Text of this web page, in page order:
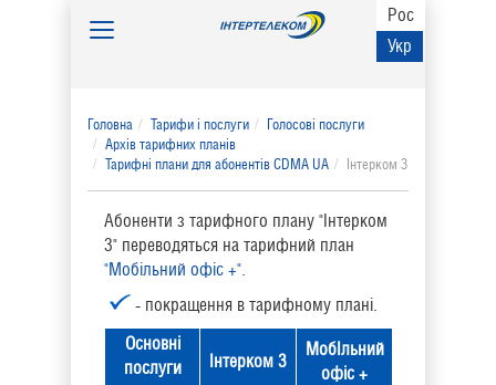
Рос
Укр
Toggle
Головна Тарифи і послуги
Голосові послуги
Архів тарифних планів
Тарифні плани для абонентів CDMA UA
Інтерком 3
Абоненти з тарифного плану "Інтерком
3" переводяться на тарифний план
"Мобільний офіс +".
- покращення в тарифному плані.
Основні
послуги
Інтерком 3
МобІльний
офіс +